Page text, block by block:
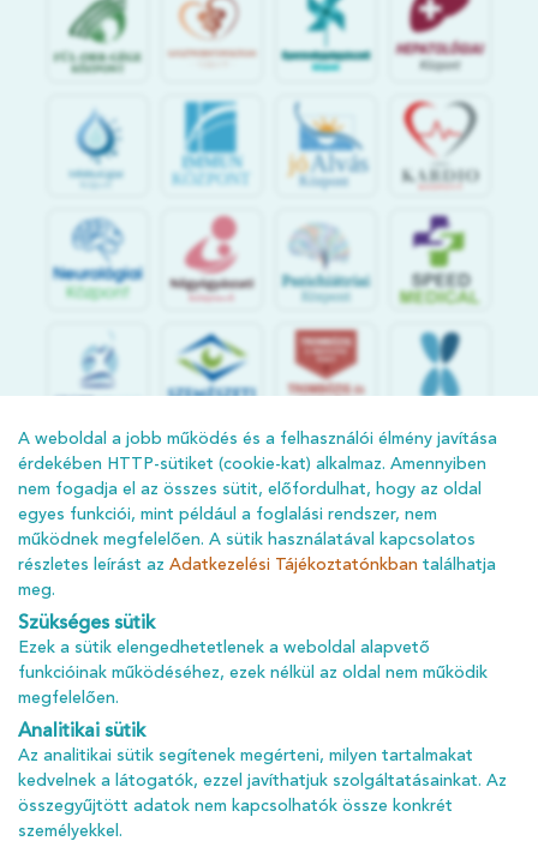
IMMUN
KÖZPONT
jóAlvás
Központ
ÁSZF
ADATKEZELÉSI TÁJÉKOZTATÓ
ADATVÉDELMI TÁJÉKOZTATÓ
IMPRESSZUM
KARRIER
A weboldal a jobb működés és a felhasználói élmény javítása
érdekében HTTP-sütiket (cookie-kat) alkalmaz. Amennyiben
nem fogadja el az összes sütit, előfordulhat, hogy az oldal
egyes funkciói, mint például a foglalási rendszer, nem
működnek megfelelően. A sütik használatával kapcsolatos
részletes leírást az Adatkezelési Tájékoztatónkban találhatja
meg.
Szükséges sütik
Ezek a sütik elengedhetetlenek a weboldal alapvető
funkcióinak működéséhez, ezek nélkül az oldal nem működik
megfelelően.
Analitikai sütik
Az analitikai sütik segítenek megérteni, milyen tartalmakat
kedvelnek a látogatók, ezzel javíthatjuk szolgáltatásainkat. Az
összegyűjtött adatok nem kapcsolhatók össze konkrét
személyekkel.